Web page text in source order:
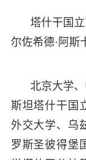
塔什干国
尔佐希德·阿斯
北京大学
斯坦塔什干国
外交大学、乌
罗斯圣彼得堡